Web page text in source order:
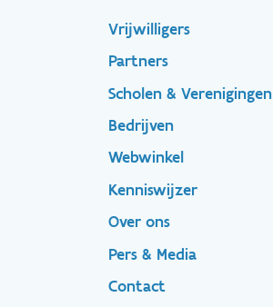
Footer-
menu
Vrijwilligers
Partners
Scholen & Verenigingen
Bedrijven
Footer
secondary
Webwinkel
Kenniswijzer
Over ons
Pers & Media
Contact